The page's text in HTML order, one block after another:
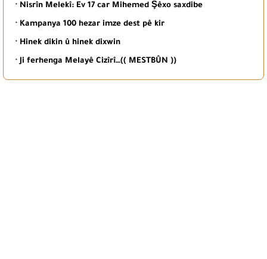
· Nisrîn Melekî: Ev 17 car Mihemed Şêxo saxdibe
· Kampanya 100 hezar imze dest pê kir
· Hinek dikin û hinek dixwin
· Ji ferhenga Melayê Cizîrî…(( MESTBÛN ))